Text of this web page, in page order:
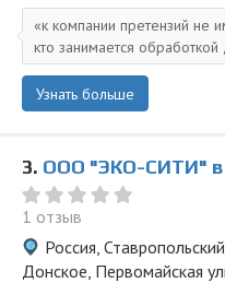
к компании претензий не
кто занимается обработкой
Узнать больше
3. ООО "ЭКО-СИТИ" в
1 отзыв
Россия,
Донское, Первомайская